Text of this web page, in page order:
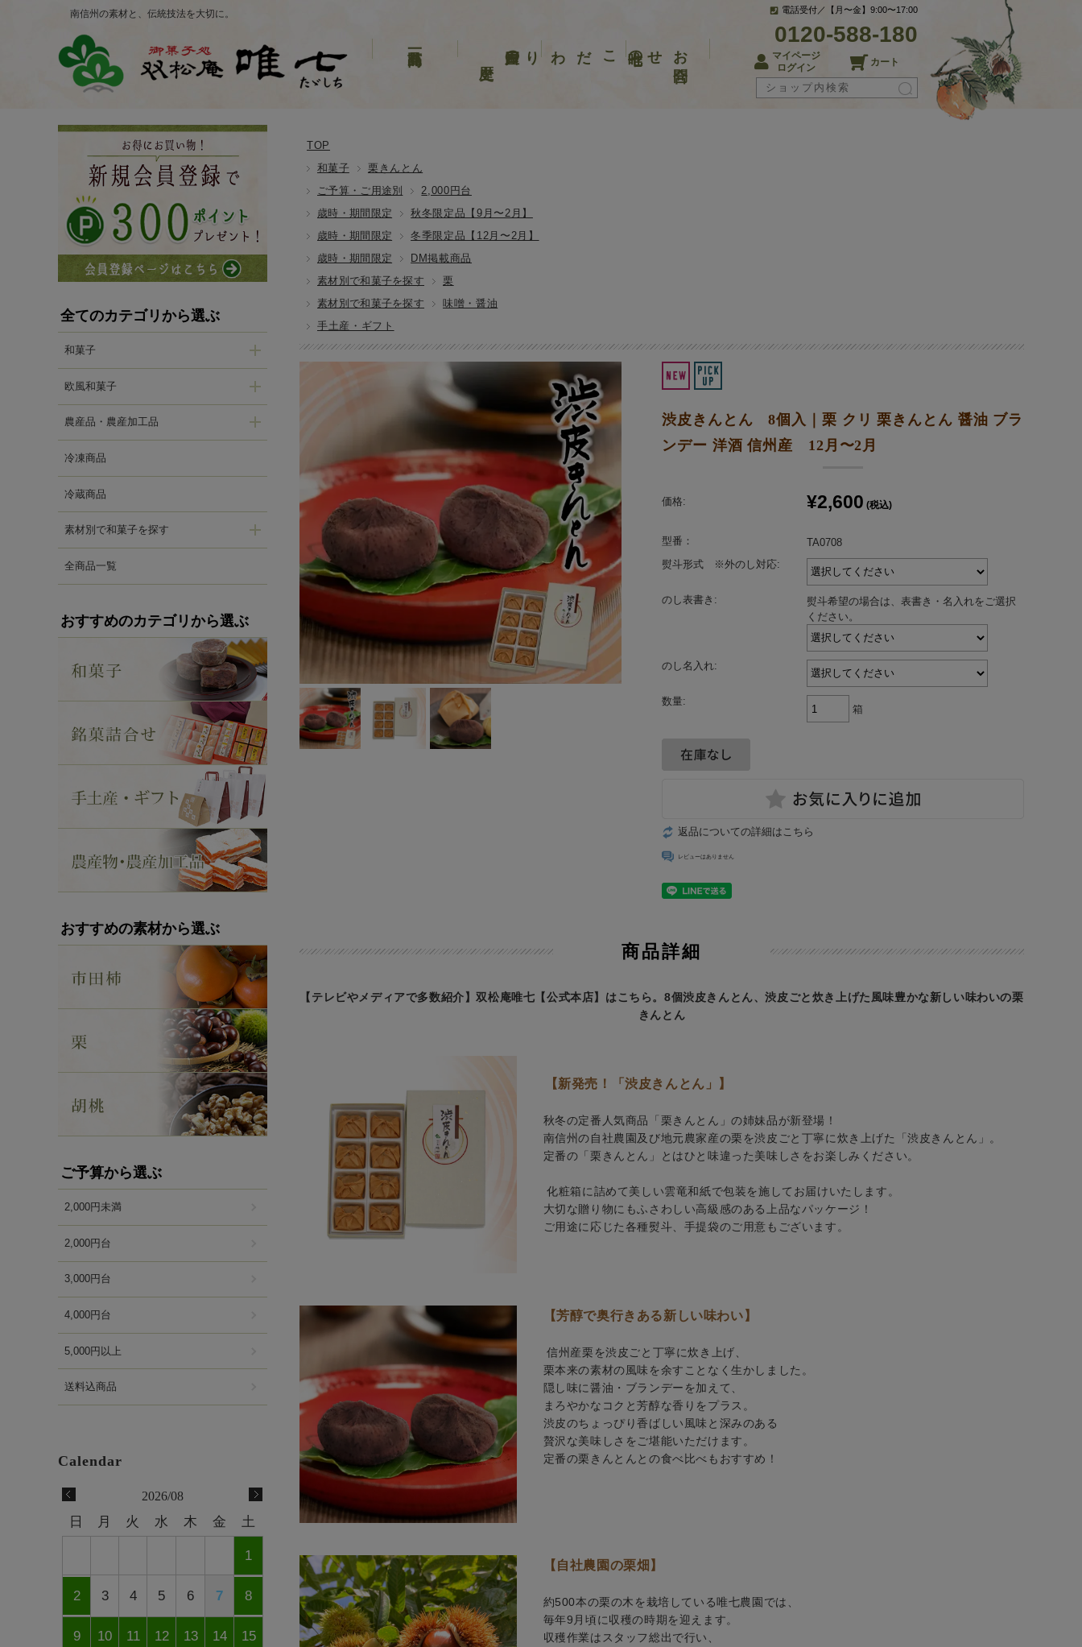
南信州の素材と、伝統技法を大切に。
戸田屋の 唯七の
こだわり お
問合
せ
電話受付／【月〜金】9:00〜17:00
0120-588-180
マイページ
ログイン
カート
TOP
和菓子
栗きんとん
ご予算・ご用途別
2,000円台
歳時・期間限定
秋冬限定品【9月〜2月】
歳時・期間限定
冬季限定品【12月〜2月】
歳時・期間限定
DM掲載商品
素材別で和菓子を探す
栗
素材別で和菓子を探す
味噌・醤油
手土産・ギフト
渋皮きんとん 8個入｜栗 クリ 栗きんとん 醤油 ブラ
ンデー 洋酒 信州産 12月〜2月
価格: ¥2,600 (税込)
型番：
TA0708
熨斗形式 ※外のし対応:
のし表書き:
熨斗希望の場合は、表書き・名入れをご選択
ください。
のし名入れ:
数量:
箱
返品についての詳細はこちら
レビューはありません
商品詳細
【テレビやメディアで多数紹介】双松庵唯七【公式本店】はこちら。8個渋皮きんとん、渋皮ごと炊き上げた風味豊かな新しい味わいの栗
きんとん
【新発売！「渋皮きんとん」】
秋冬の定番人気商品「栗きんとん」の姉妹品が新登場！
南信州の自社農園及び地元農家産の栗を渋皮ごと丁寧に炊き上げた「渋皮きんとん」。
定番の「栗きんとん」とはひと味違った美味しさをお楽しみください。
化粧箱に詰めて美しい雲竜和紙で包装を施してお届けいたします。
大切な贈り物にもふさわしい高級感のある上品なパッケージ！
ご用途に応じた各種熨斗、手提袋のご用意もございます。
【芳醇で奥行きある新しい味わい】
信州産栗を渋皮ごと丁寧に炊き上げ、
栗本来の素材の風味を余すことなく生かしました。
隠し味に醤油・ブランデーを加えて、
まろやかなコクと芳醇な香りをプラス。
渋皮のちょっぴり香ばしい風味と深みのある
贅沢な美味しさをご堪能いただけます。
定番の栗きんとんとの食べ比べもおすすめ！
【自社農園の栗畑】
約500本の栗の木を栽培している唯七農園では、
毎年9月頃に収穫の時期を迎えます。
収穫作業はスタッフ総出で行い、
全てのカテゴリから選ぶ
和菓子
欧風和菓子
農産品・農産加工品
冷凍商品
冷蔵商品
素材別で和菓子を探す
全商品一覧
おすすめのカテゴリから選ぶ
おすすめの素材から選ぶ
ご予算から選ぶ
2,000円未満
2,000円台
3,000円台
4,000円台
5,000円以上
送料込商品
2026/08
日 月 火 水 木 金 土
1
2 3 4 5 6 7 8
9 10 11 12 13 14 15